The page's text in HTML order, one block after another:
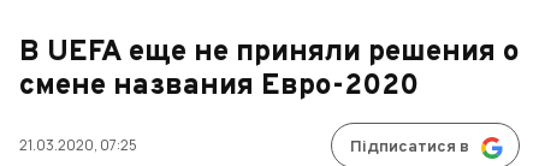
В UEFA еще не приняли решения о
смене названия Евро-2020
21.03.2020, 07:25 Підписатися в